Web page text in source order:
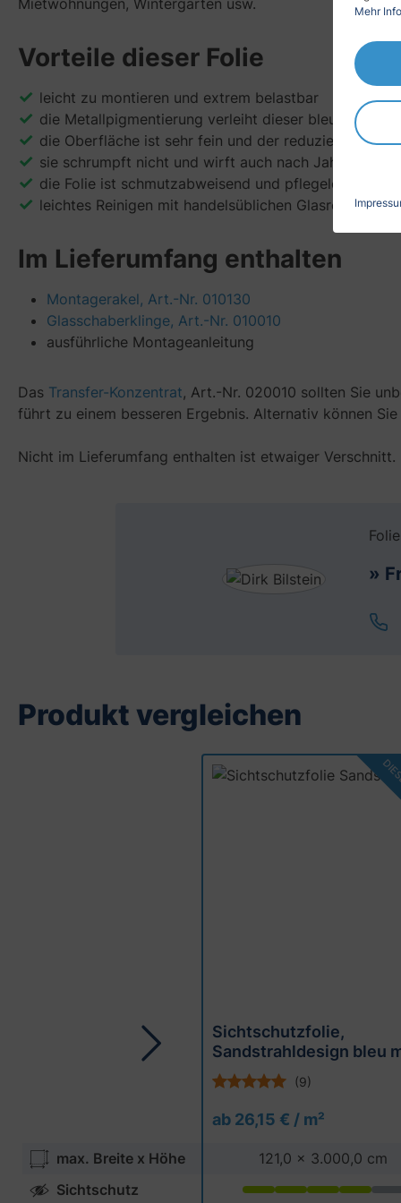
Vorteile dieser Folie
leicht zu montieren und extrem belastbar
die Metallpigmentierung verleiht dieser bleufarbene
die Oberfläche ist sehr fein und der reduzierte
sie schrumpft nicht und wirft auch nach Jahren keine
die Folie ist schmutzabweisend und pflegeleicht
leichtes Reinigen mit handelsüblichen Glasreinigern
Im Lieferumfang enthalten
Montagerakel, Art.-Nr. 010130
Glasschaberklinge, Art.-Nr. 010010
ausführliche Montageanleitung
Das Transfer-Konzentrat, Art.-Nr. 020010 sollten Sie
führt zu einem besseren Ergebnis. Alternativ können
Nicht im Lieferumfang enthalten ist etwaiger Verschnitt.
»
Produkt vergleichen
Sichtschutzfolie,
Sandstrahldesign bleu
(9)
ab 26,15 € / m²
max. Breite x Höhe 121,0 x 3.000,0 cm
Sichtschutz
Mehr